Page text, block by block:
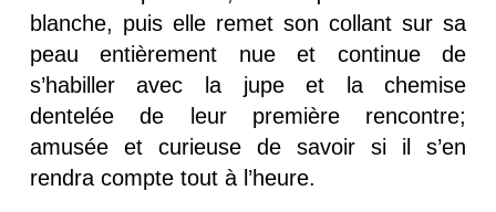
blanche, puis elle remet son collant sur sa
peau entièrement nue et continue de
s’habiller avec la jupe et la chemise
dentelée de leur première rencontre;
amusée et curieuse de savoir si il s’en
rendra compte tout à l’heure.